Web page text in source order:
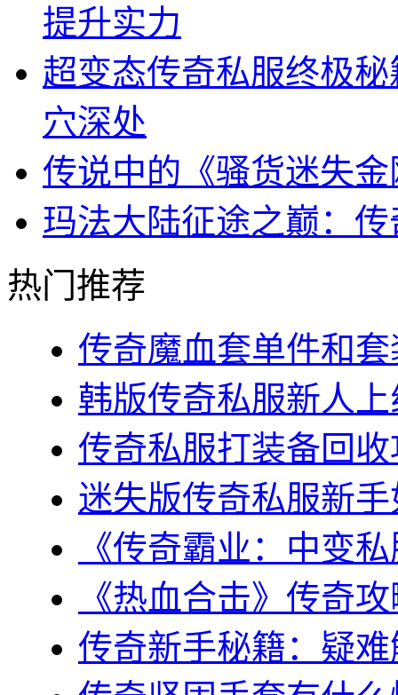
提升实力
超变态传奇私服终极
穴深处
传说中的《骚货迷失
玛法大陆征途之巅：
热门推荐
传奇魔血套单件和
韩版传奇私服新人
传奇私服打装备回
迷失版传奇私服新
《传奇霸业：中变
《热血合击》传奇
传奇新手秘籍：疑